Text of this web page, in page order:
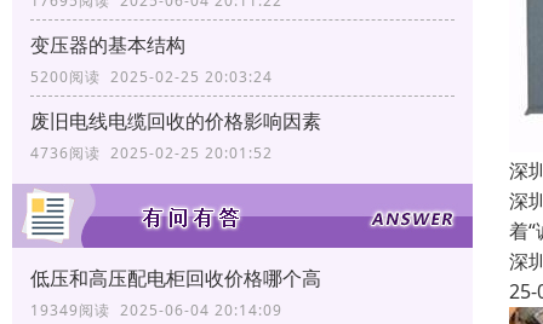
变压器的基本结构
5200阅读 2025-02-25 20:03:24
废旧电线电缆回收的价格影响因素
4736阅读 2025-02-25 20:01:52
低压和高压配电柜回收价格哪个高
19349阅读 2025-06-04 20:14:09
深
深
着
深
25-